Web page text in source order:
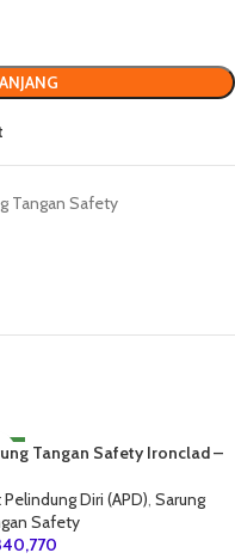
Tangan Safety
Tangan Safety Ironclad –
Pelindung Diri (APD), Sarung
Safety